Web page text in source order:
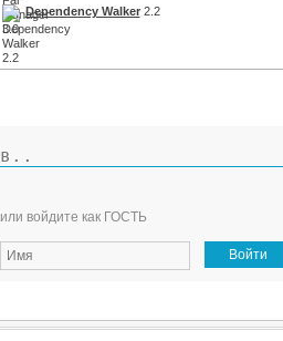
Dependency Walker2.2
или войдите как ГОСТЬ
Войти